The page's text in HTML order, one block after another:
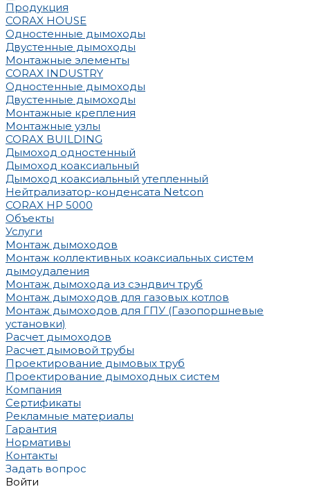
Продукция
CORAX HOUSE
Одностенные дымоходы
Двустенные дымоходы
Монтажные элементы
CORAX INDUSTRY
Одностенные дымоходы
Двустенные дымоходы
Монтажные крепления
Монтажные узлы
CORAX BUILDING
Дымоход одностенный
Дымоход коаксиальный
Дымоход коаксиальный утепленный
Нейтрализатор-конденсата Netcon
CORAX HP 5000
Объекты
Услуги
Монтаж дымоходов
Монтаж коллективных коаксиальных систем
дымоудаления
Монтаж дымохода из сэндвич труб
Монтаж дымоходов для газовых котлов
Монтаж дымоходов для ГПУ (Газопоршневые
установки)
Расчет дымоходов
Расчет дымовой трубы
Проектирование дымовых труб
Проектирование дымоходных систем
Компания
Сертификаты
Рекламные материалы
Гарантия
Нормативы
Контакты
Задать вопрос
Войти